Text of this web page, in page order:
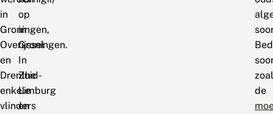
in
Groningen,
Overijssel
en
Drenthe
enkele
vlinders
op
in
Groningen.
In
Zuid-
Limburg
en
de